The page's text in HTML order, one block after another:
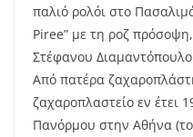
παλιό ρολόι στο
Piree” με τη ροζ
Στέφανου
Από πατέρα
ζαχαροπλαστείο εν έτει
Πανόρμου στην Αθήνα